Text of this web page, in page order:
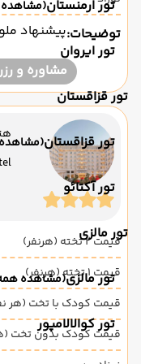
تور ارمنستان
تور ایروان
تور قزاقستان
تور قزاقستان
تور آکتائو
تور مالزی
تور مالزی(مشاهده
تور کوالالامپور
توضیحات:پیشنهاد
مشاوره و
قیمت 2 تخته (هرنفر)
قیمت 1 تخته (هرنفر)
قیمت کودک با تخت (هر
قیمت کودک بدون تخت